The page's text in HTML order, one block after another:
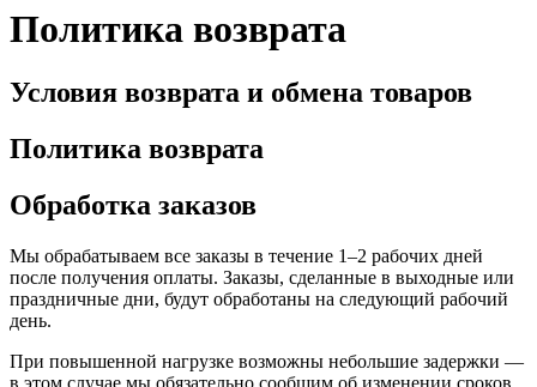
Политика возврата
Условия возврата и обмена товаров
Политика возврата
Обработка заказов
Мы обрабатываем все заказы в течение 1–2 рабочих дней
после получения оплаты. Заказы, сделанные в выходные или
праздничные дни, будут обработаны на следующий рабочий
день.
При повышенной нагрузке возможны небольшие задержки —
в этом случае мы обязательно сообщим об изменении сроков